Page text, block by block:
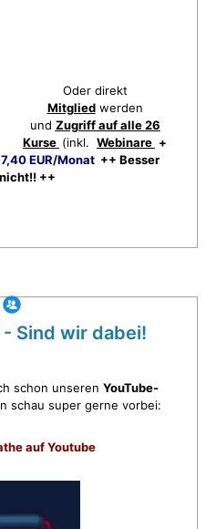
Oder direkt
Mitgliedwerden
und Zugriff auf alle 26
Kurse (inkl. Webinare +
EUR/Monat++ Besser
++
Sind wir dabei!
schon unseren YouTube-
schau super gerne vorbei:
auf Youtube